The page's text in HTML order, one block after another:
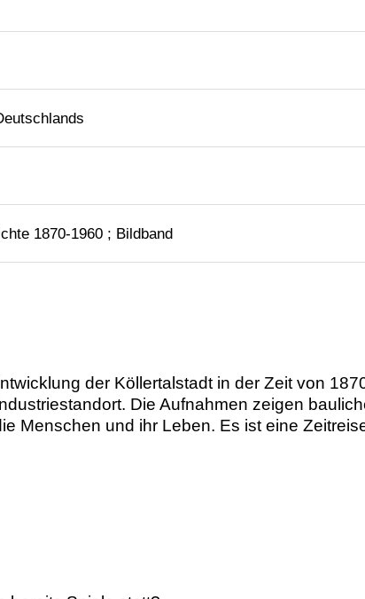
1870-1960 ; Bildband
der Köllertalstadt in der Zeit von
Die Aufnahmen zeigen
Menschen und ihr Leben. Es ist eine